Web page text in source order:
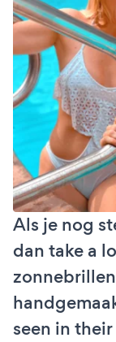
Als je nog
dan take a
seen in